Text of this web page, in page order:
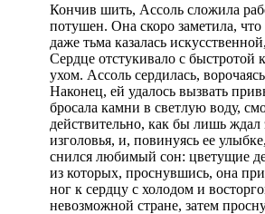
Кончив шить, Ассоль сложила
потушен. Она скоро заметила, что
даже тьма казалась
Сердце отстукивало с
ухом. Ассоль сердилась,
Наконец, ей удалось вызвать
бросала камни в светлую воду,
действительно, как бы лишь
изголовья, и, повинуясь ее
снился любимый сон: цветущие
из которых, проснувшись, она
ног к сердцу с холодом и
невозможной стране, затем